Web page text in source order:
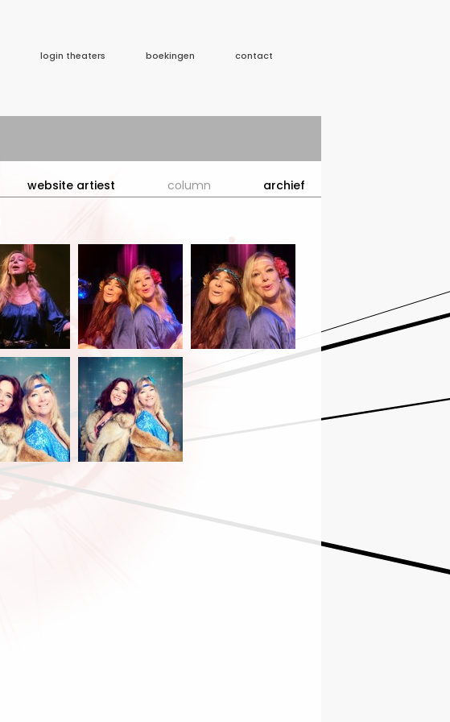
login theaters boekingen contact
website artiest column archief